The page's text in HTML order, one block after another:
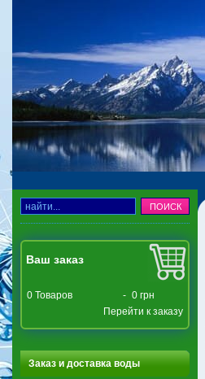
Ваш заказ
0 Товаров - 0 грн
Перейти к заказу
Заказ и доставка воды